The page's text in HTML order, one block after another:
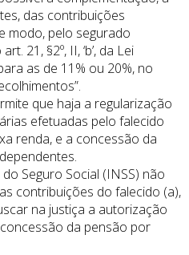
das contribuições
modo, pelo segurado
21, §2º, II, ‘b’, da Lei
as de 11% ou 20%, no
que haja a regularização
efetuadas pelo falecido
renda, e a concessão da
Seguro Social (INSS) não
contribuições do falecido (a),
na justiça a autorização
da pensão por